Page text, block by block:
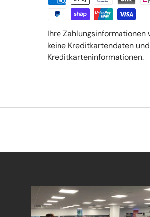
Ihre
keine Kreditkartendaten
Kreditkarteninformationen.